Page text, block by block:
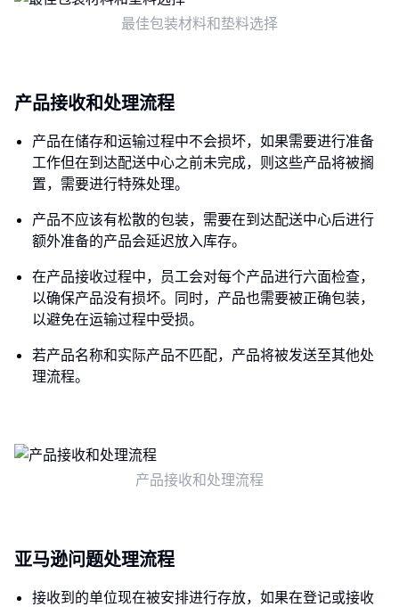
最佳包装材料和垫料选择
产品接收和处理流程
产品在储存和运输过程中不会损坏，如果需要进行准备
工作但在到达配送中心之前未完成，则这些产品将被搁
置，需要进行特殊处理。
产品不应该有松散的包装，需要在到达配送中心后进行
额外准备的产品会延迟放入库存。
在产品接收过程中，员工会对每个产品进行六面检查，
以确保产品没有损坏。同时，产品也需要被正确包装，
以避免在运输过程中受损。
若产品名称和实际产品不匹配，产品将被发送至其他处
理流程。
产品接收和处理流程
亚马逊问题处理流程
接收到的单位现在被安排进行存放，如果在登记或接收